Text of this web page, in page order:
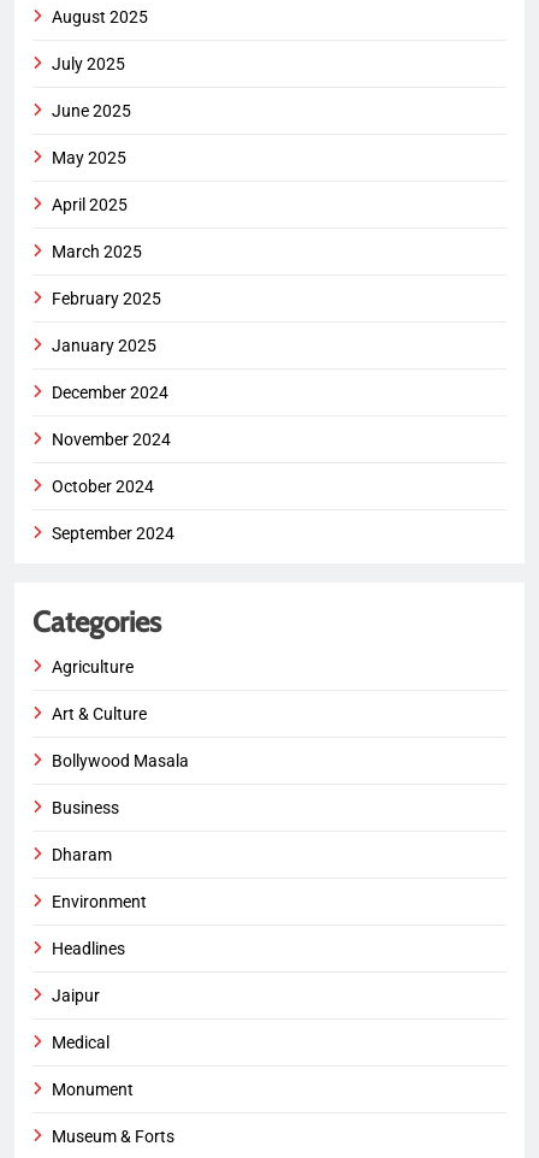
August 2025
July 2025
June 2025
May 2025
April 2025
March 2025
February 2025
January 2025
December 2024
November 2024
October 2024
September 2024
Categories
Agriculture
Art & Culture
Bollywood Masala
Business
Dharam
Environment
Headlines
Jaipur
Medical
Monument
Museum & Forts